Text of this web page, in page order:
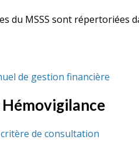
du MSSS sont répertoriées
de gestion financière
de consultation